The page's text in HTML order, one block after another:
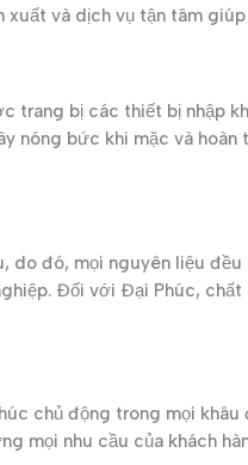
xuất và dịch vụ tận tâm
trang bị các thiết bị nhập
nóng bức khi mặc và
đó, mọi nguyên liệu
Đối với Đại Phúc,
chủ động trong mọi
mọi nhu cầu của khách